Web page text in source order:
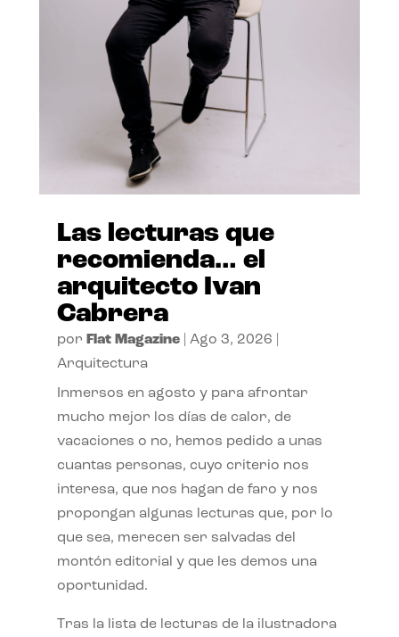
Las lecturas que
recomienda… el
arquitecto Ivan
Cabrera
por Flat Magazine| Ago 3, 2026
Arquitectura
Inmersos en agosto y para afrontar
mucho mejor los días de calor, de
vacaciones o no, hemos pedido a unas
cuantas personas, cuyo criterio nos
interesa, que nos hagan de faro y nos
propongan algunas lecturas que, por lo
que sea, merecen ser salvadas del
montón editorial y que les demos una
oportunidad.
Tras la lista de lecturas de la ilustradora